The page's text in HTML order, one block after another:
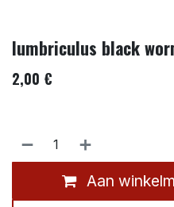
lumbriculus black
2,00 €
Aan